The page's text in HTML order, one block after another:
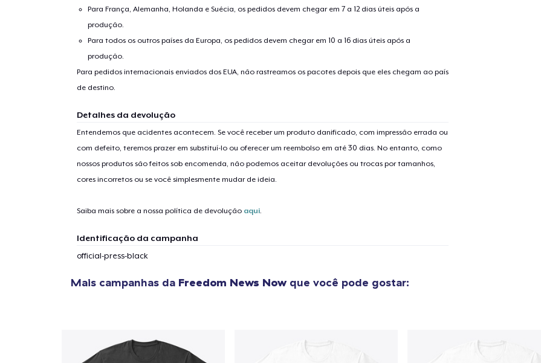
Para França, Alemanha, Holanda e Suécia, os pedidos devem chegar em 7 a 12 dias úteis após a
produção.
Para todos os outros países da Europa, os pedidos devem chegar em 10 a 16 dias úteis após a
produção.
Para pedidos internacionais enviados dos EUA, não rastreamos os pacotes depois que eles chegam ao país
de destino.
Detalhes da devolução
Entendemos que acidentes acontecem. Se você receber um produto danificado, com impressão errada ou
com defeito, teremos prazer em substituí-lo ou oferecer um reembolso em até 30 dias. No entanto, como
nossos produtos são feitos sob encomenda, não podemos aceitar devoluções ou trocas por tamanhos,
cores incorretos ou se você simplesmente mudar de ideia.
Saiba mais sobre a nossa política de devolução aqui.
Identificação da campanha
official-press-black
Mais campanhas da Freedom News Nowque você pode gostar: